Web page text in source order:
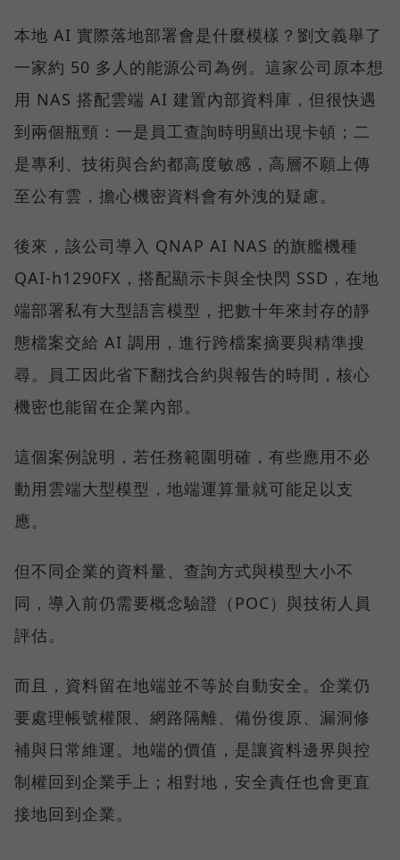
本地 AI 實際落地部署會是什麼模樣？劉文義舉了
一家約 50 多人的能源公司為例。這家公司原本想
用 NAS 搭配雲端 AI 建置內部資料庫，但很快遇
到兩個瓶頸：一是員工查詢時明顯出現卡頓；二
是專利、技術與合約都高度敏感，高層不願上傳
至公有雲，擔心機密資料會有外洩的疑慮。
後來，該公司導入 QNAP AI NAS 的旗艦機種
QAI-h1290FX，搭配顯示卡與全快閃 SSD，在地
端部署私有大型語言模型，把數十年來封存的靜
態檔案交給 AI 調用，進行跨檔案摘要與精準搜
尋。員工因此省下翻找合約與報告的時間，核心
機密也能留在企業內部。
這個案例說明，若任務範圍明確，有些應用不必
動用雲端大型模型，地端運算量就可能足以支
應。
但不同企業的資料量、查詢方式與模型大小不
同，導入前仍需要概念驗證（POC）與技術人員
評估。
而且，資料留在地端並不等於自動安全。企業仍
要處理帳號權限、網路隔離、備份復原、漏洞修
補與日常維運。地端的價值，是讓資料邊界與控
制權回到企業手上；相對地，安全責任也會更直
接地回到企業。